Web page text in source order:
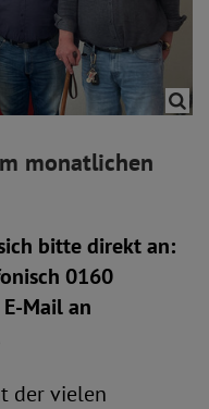
monatlichen
bitte direkt an:
0160
Mail an
der vielen